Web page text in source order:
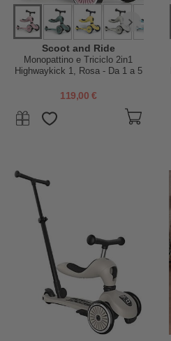
Scoot and Ride
Monopattino e Triciclo 2in1
Highwaykick 1, Rosa - Da 1 a 5
119,00 €